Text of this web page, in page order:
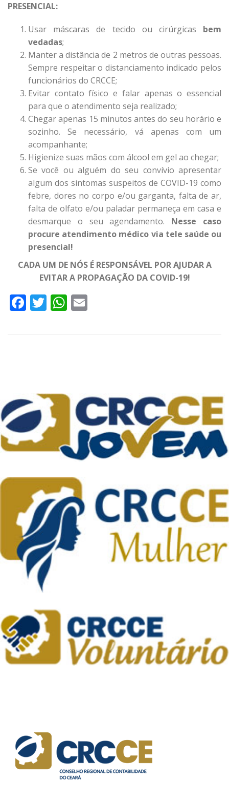
PRESENCIAL:
Usar máscaras de tecido ou cirúrgicas bem
vedadas;
Manter a distância de 2 metros de outras pessoas.
Sempre respeitar o distanciamento indicado pelos
funcionários do CRCCE;
Evitar contato físico e falar apenas o essencial
para que o atendimento seja realizado;
Chegar apenas 15 minutos antes do seu horário e
sozinho. Se necessário, vá apenas com um
acompanhante;
Higienize suas mãos com álcool em gel ao chegar;
Se você ou alguém do seu convívio apresentar
algum dos sintomas suspeitos de COVID-19 como
febre, dores no corpo e/ou garganta, falta de ar,
falta de olfato e/ou paladar permaneça em casa e
desmarque o seu agendamento. Nesse caso
procure atendimento médico via tele saúde ou
presencial!
CADA UM DE NÓS É RESPONSÁVEL POR AJUDAR A
EVITAR A PROPAGAÇÃO DA COVID-19!
Facebook
TwitterWhatsApp